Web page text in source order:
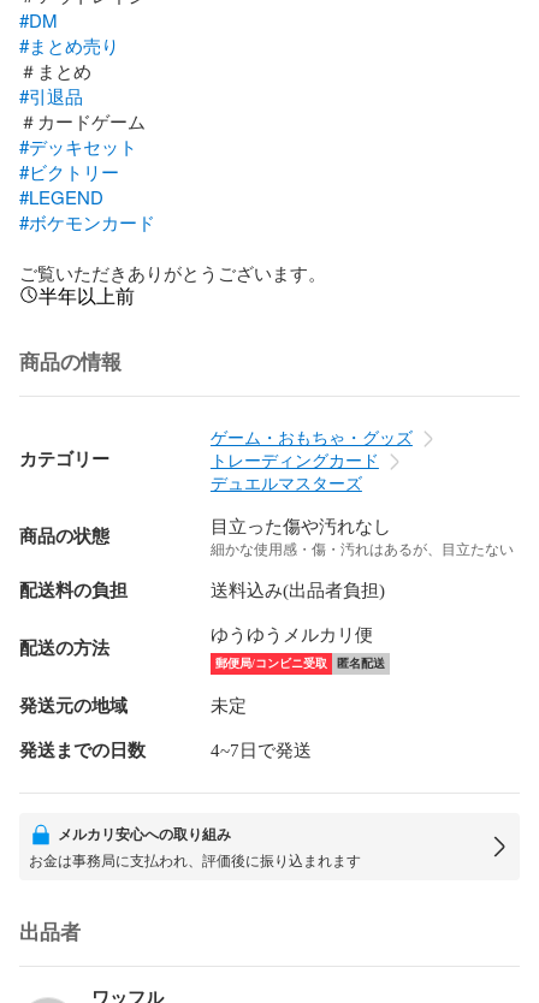
#DM
#まとめ売り
#引退品
#デッキセット
#ビクトリー
#LEGEND
#ボケモンカード
ご覧いただきありがとうございます。
半年以上前
商品の情報
カテゴリー
ゲーム・おもちゃ・グッズ
トレーディングカード
デュエルマスターズ
商品の状態 目立った傷や汚れなし
細かな使用感・傷・汚れはあるが、目立たない
配送料の負担 送料込み(出品者負担)
配送の方法
ゆうゆうメルカリ便
郵便局/コンビニ受取 匿名配送
発送元の地域 未定
発送までの日数 4~7日で発送
メルカリ安心への取り組み
お金は事務局に支払われ、評価後に振り込まれます
出品者
ワッフル